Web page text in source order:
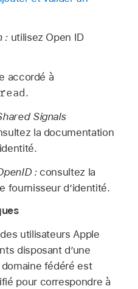
: utilisez Open ID
accordé à
.
Signals
la documentation
: consultez la
fournisseur d’identité.
des utilisateurs Apple
disposant d’une
fédéré est
pour correspondre à